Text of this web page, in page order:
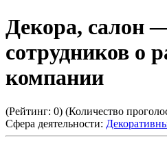
Декора, салон
сотрудников о
компании
(Рейтинг: 0) (Количество
Сфера деятельности: